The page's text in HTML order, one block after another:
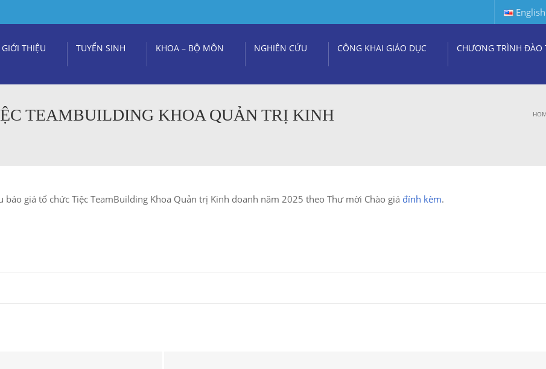
English
GIỚI THIỆU TUYỂN SINH KHOA – BỘ MÔN NGHIÊN CỨU CÔNG KHAI GIÁO DỤC CHƯƠNG TRÌNH ĐÀO
TEAMBUILDING KHOA QUẢN TRỊ KINH
giá tổ chức Tiệc TeamBuilding Khoa Quản trị Kinh doanh năm 2025 theo Thư mời Chào giá đính kèm.